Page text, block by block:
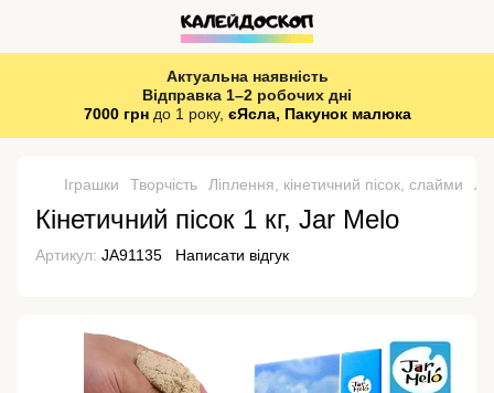
Актуальна наявність
Відправка 1–2 робочих дні
7000 грндо 1 року, єЯсла, Пакунок малюка
Іграшки Творчість Ліплення, кінетичний пісок, слайми
Кінетичний пісок 1 кг, Jar Melo
Артикул: JA91135 Написати відгук